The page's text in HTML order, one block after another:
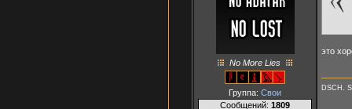
No More Lies
Группа: Свои
Сообщений: 1809
это
DSCH.